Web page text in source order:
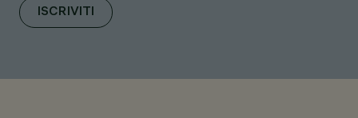
ISCRIVITI